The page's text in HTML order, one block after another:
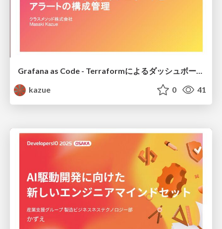
Grafana as Code - Terraformによるダッシュボードとアラートの構成管理 @ HashiTalks:Japan 2025
kazue
0 41